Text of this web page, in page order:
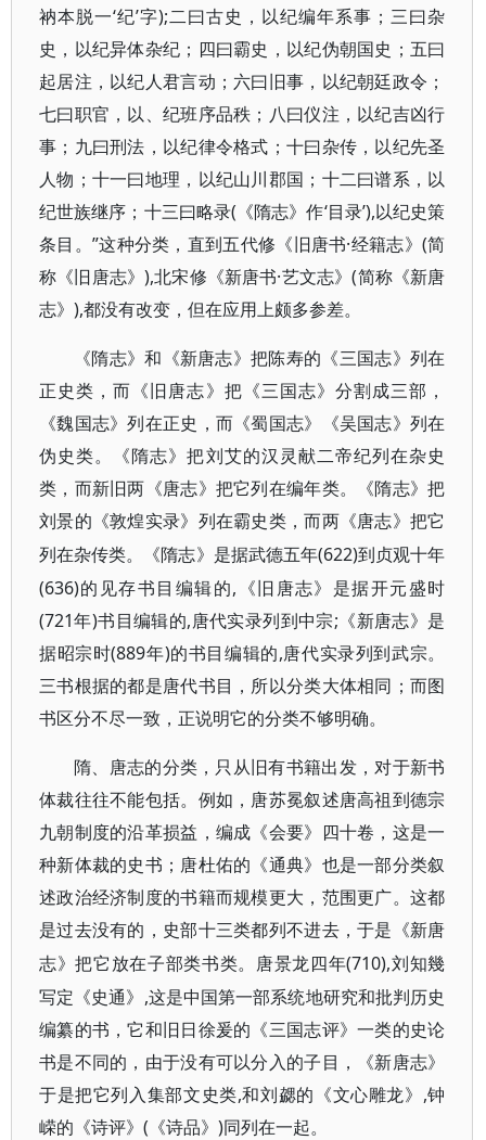
衲本脱一‘纪’字);二曰古史，以纪编年系事；三曰杂
史，以纪异体杂纪；四曰霸史，以纪伪朝国史；五曰
起居注，以纪人君言动；六曰旧事，以纪朝廷政令；
七曰职官，以、纪班序品秩；八曰仪注，以纪吉凶行
事；九曰刑法，以纪律令格式；十曰杂传，以纪先圣
人物；十一曰地理，以纪山川郡国；十二曰谱系，以
纪世族继序；十三曰略录(《隋志》作‘目录’),以纪史策
条目。”这种分类，直到五代修《旧唐书·经籍志》(简
称《旧唐志》),北宋修《新唐书·艺文志》(简称《新唐
志》),都没有改变，但在应用上颇多参差。
《隋志》和《新唐志》把陈寿的《三国志》列在
正史类，而《旧唐志》把《三国志》分割成三部，
《魏国志》列在正史，而《蜀国志》《吴国志》列在
伪史类。《隋志》把刘艾的汉灵献二帝纪列在杂史
类，而新旧两《唐志》把它列在编年类。《隋志》把
刘景的《敦煌实录》列在霸史类，而两《唐志》把它
列在杂传类。《隋志》是据武德五年(622)到贞观十年
(636)的见存书目编辑的,《旧唐志》是据开元盛时
(721年)书目编辑的,唐代实录列到中宗;《新唐志》是
据昭宗时(889年)的书目编辑的,唐代实录列到武宗。
三书根据的都是唐代书目，所以分类大体相同；而图
书区分不尽一致，正说明它的分类不够明确。
隋、唐志的分类，只从旧有书籍出发，对于新书
体裁往往不能包括。例如，唐苏冕叙述唐高祖到德宗
九朝制度的沿革损益，编成《会要》四十卷，这是一
种新体裁的史书；唐杜佑的《通典》也是一部分类叙
述政治经济制度的书籍而规模更大，范围更广。这都
是过去没有的，史部十三类都列不进去，于是《新唐
志》把它放在子部类书类。唐景龙四年(710),刘知幾
写定《史通》,这是中国第一部系统地研究和批判历史
编纂的书，它和旧日徐爰的《三国志评》一类的史论
书是不同的，由于没有可以分入的子目，《新唐志》
于是把它列入集部文史类,和刘勰的《文心雕龙》,钟
嵘的《诗评》(《诗品》)同列在一起。